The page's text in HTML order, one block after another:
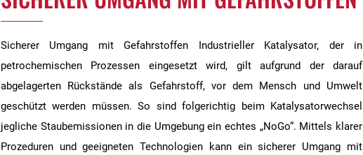
Sicherer Umgang mit Gefahrstoffen Industrieller Katalysator, der in
petrochemischen Prozessen eingesetzt wird, gilt aufgrund der darauf
abgelagerten Rückstände als Gefahrstoff, vor dem Mensch und Umwelt
geschützt werden müssen. So sind folgerichtig beim Katalysatorwechsel
jegliche Staubemissionen in die Umgebung ein echtes „NoGo“. Mittels klarer
Prozeduren und geeigneten Technologien kann ein sicherer Umgang mit